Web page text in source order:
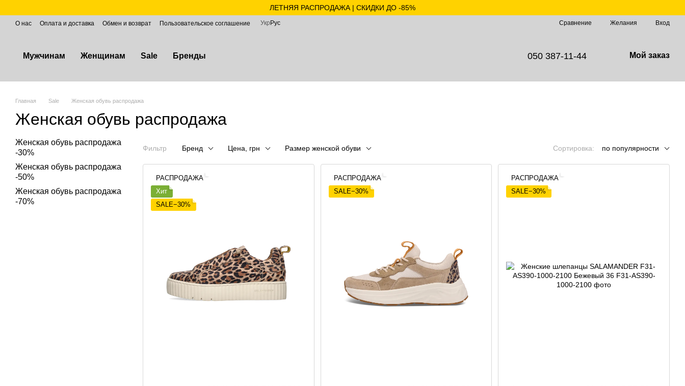
ЛЕТНЯЯ РАСПРОДАЖА | СКИДКИ ДО -85%
О нас Оплата и доставка Обмен и возврат Пользовательское соглашение Укр Рус Сравнение Желания Вход
Мужчинам Женщинам Sale Бренды 050 387-11-44 Мой заказ
Главная Sale Женская обувь распродажа
Женская обувь распродажа
Фильтр Бренд Цена, грн Размер женской обуви Сортировка: по популярности
РАСПРОДАЖА
Хит
SALE−30%
РАСПРОДАЖА
SALE−30%
РАСПРОДАЖА
SALE−30%
Женская обувь распродажа
-30%
Женская обувь распродажа
-50%
Женская обувь распродажа
-70%